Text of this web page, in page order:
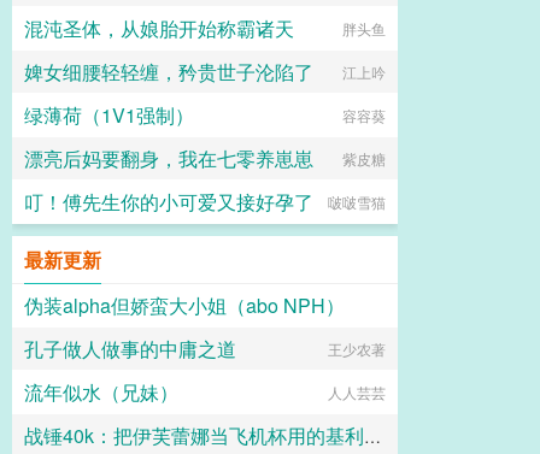
混沌圣体，从娘胎开始称霸诸天 胖头鱼
婢女细腰轻轻缠，矜贵世子沦陷了 江上吟
绿薄荷（1V1强制） 容容葵
漂亮后妈要翻身，我在七零养崽崽 紫皮糖
叮！傅先生你的小可爱又接好孕了 啵啵雪猫
最新更新
伪装alpha但娇蛮大小姐（abo NPH）
x最喜欢码字
孔子做人做事的中庸之道 王少农著
流年似水（兄妹） 人人芸芸
战锤40k：把伊芙蕾娜当飞机杯用的基利曼才不要成为大不净者的飞机杯